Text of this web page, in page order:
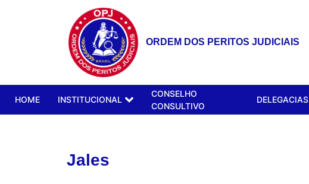
ORDEM DOS PERITOS JUDICIAIS
HOME INSTITUCIONAL
CONSELHO
CONSULTIVO
DELEGACIAS
Jales